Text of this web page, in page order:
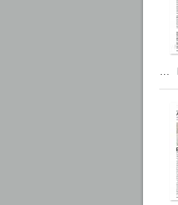
…